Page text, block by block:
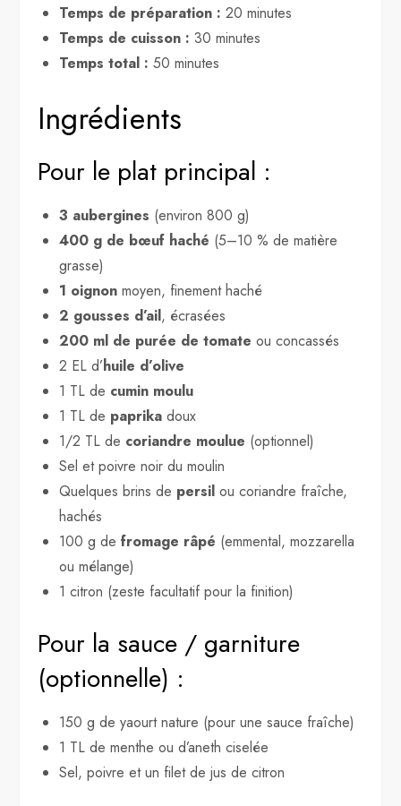
Temps de préparation : 20 minutes
Temps de cuisson : 30 minutes
Temps total : 50 minutes
Ingrédients
Pour le plat principal :
3 aubergines (environ 800 g)
400 g de bœuf haché (5–10 % de matière
grasse)
1 oignon moyen, finement haché
2 gousses d’ail, écrasées
200 ml de purée de tomate ou concassés
2 EL d’huile d’olive
1 TL de cumin moulu
1 TL de paprika doux
1/2 TL de coriandre moulue (optionnel)
Sel et poivre noir du moulin
Quelques brins de persil ou coriandre fraîche,
hachés
100 g defromage râpé (emmental, mozzarella
ou mélange)
1 citron (zeste facultatif pour la finition)
Pour la sauce / garniture
(optionnelle) :
150 g de yaourt nature (pour une sauce fraîche)
1 TL de menthe ou d’aneth ciselée
Sel, poivre et un filet de jus de citron